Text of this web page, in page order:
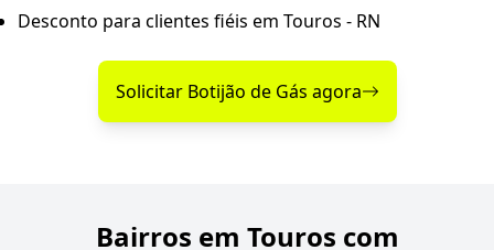
Desconto para clientes fiéis em Touros - RN
Solicitar Botijão de Gás agora
Bairros em Touros com